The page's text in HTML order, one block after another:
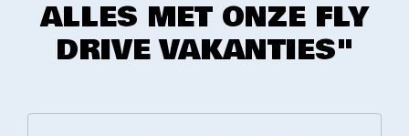
ALLES MET ONZE FLY
DRIVE VAKANTIES"